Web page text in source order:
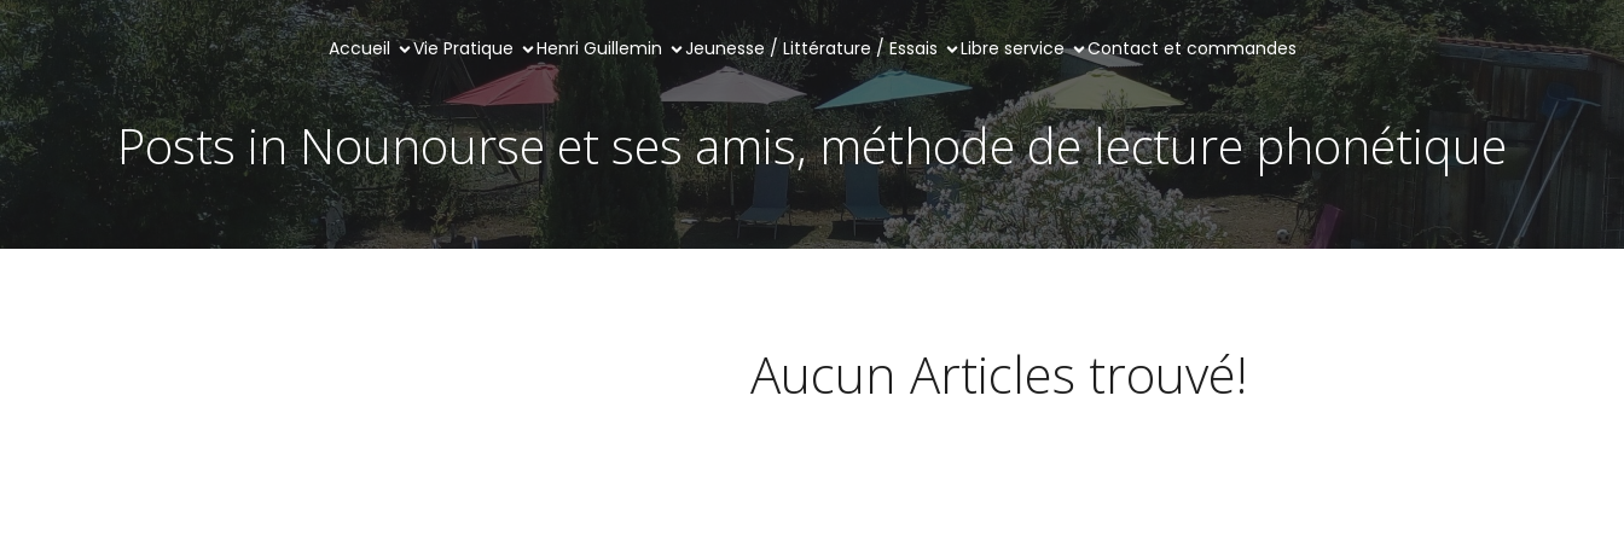
Accueil Vie Pratique Henri Guillemin Jeunesse / Littérature / Essais Libre service Contact et commandes
Posts in Nounourse et ses amis, méthode de lecture phonétique
Aucun Articles trouvé!